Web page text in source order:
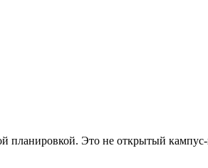
планировкой. Это не открытый